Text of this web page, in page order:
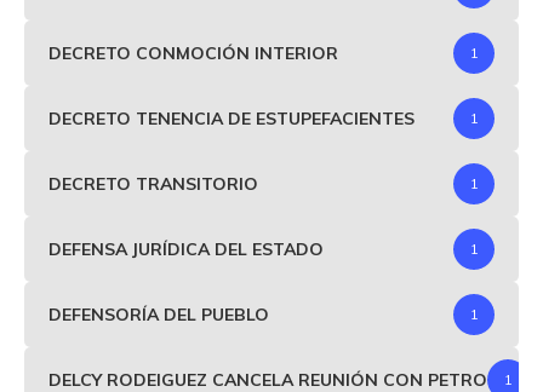
DECRETO CONMOCIÓN INTERIOR 1
DECRETO TENENCIA DE ESTUPEFACIENTES 1
DECRETO TRANSITORIO 1
DEFENSA JURÍDICA DEL ESTADO 1
DEFENSORÍA DEL PUEBLO 1
DELCY RODEIGUEZ CANCELA REUNIÓN CON PETRO 1